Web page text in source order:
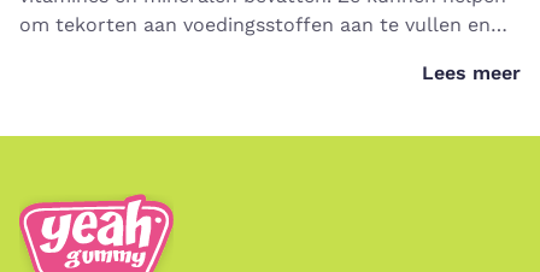
om tekorten aan voedingsstoffen aan te vullen en
Lees meer